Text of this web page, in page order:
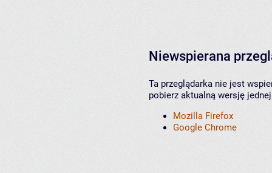
Niewspierana
Ta przeglądarka nie jest
pobierz aktualną wersję
Mozilla Firefox
Google Chrome